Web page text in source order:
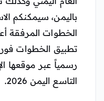
باليمن، سيمكنكم
الخطوات المرفقة
تطبيق الخطوات فور
رسمياً عبر موقعها
التاسع اليمن 2026.